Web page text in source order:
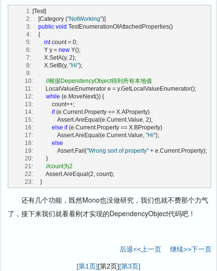
159:
160:
161:
         }
162:
163:
有者的Type）
164:
public static DependencyProperty RegisterAttached(
name, Type propertyType, Type ownerType)
165:
         {
166:
null,
);
167:
         }
168:
169:
//注册附加依赖属性（参数：依赖属性名、依赖属性的Type、拥
有者的Type、元数据）
170:
public static DependencyProperty RegisterAttached(
name, Type propertyType, Type ownerType,
171:
                                   PropertyMetadata defaultMetadata)
172:
173:
return RegisterAttached(name, propertyType, ownerType,
defaultMetadata,
174:
         }
175:
176:
有者的Type、元数据、验证回调委托）
177:
public static DependencyProperty RegisterAttached(string
name, Type propertyType, Type ownerType,
178:
                                   PropertyMetadata defaultMetadata,
                                        defaultMetadata, validateValueCallback);
dp;
   1:
[Test]
   2:
     [Category (
"NotWorking")]
   3:
public void TestEnumerationOfAttachedProperties()
   4:
     {
   5:
int count = 0;
   6:
         Y y =
new Y();
   7:
         X.SetA(y, 2);
   8:
         X.SetB(y,
"Hi");
   9:
  10:
//根据DependencyObject得到所有本地值
  11:
         LocalValueEnumerator e = y.GetLocalValueEnumerator();
  12:
while (e.MoveNext()) {
  13:
             count++;
  14:
if (e.Current.Property == X.AProperty)
  15:
                 Assert.AreEqual(e.Current.Value, 2);
  16:
else if (e.Current.Property == X.BProperty)
  17:
                 Assert.AreEqual(e.Current.Value,
"Hi");
  18:
else
  19:
                 Assert.Fail(
"Wrong sort of property" + e.Current.Property);
  20:
         }
  21:
//count为2
  22:
         Assert.AreEqual(2, count);
  23:
     }
还有几个功能，既然Mono也没做研究，我们也就不费那个力气
了，接下来我们就看看刚才实现的DependencyObject代码吧！
后退<<上一页 继续>>下一页
[第1页][第2页][第3页]